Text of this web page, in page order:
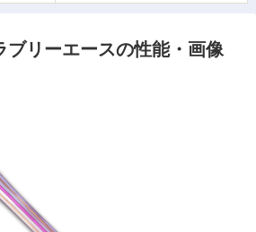
ブリーエースの性能・画像